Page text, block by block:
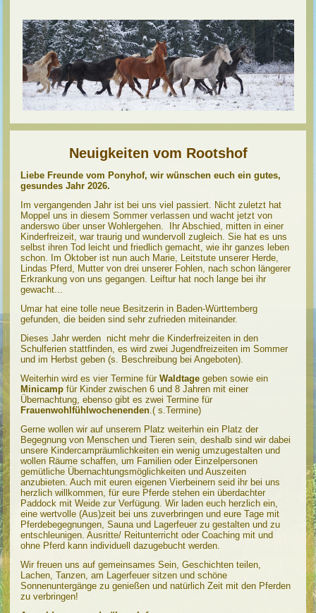
Neuigkeiten vom Rootshof
Liebe Freunde vom Ponyhof, wir wünschen euch ein gutes,
gesundes Jahr 2026.
Im vergangenden Jahr ist bei uns viel passiert. Nicht zuletzt hat
Moppel uns in diesem Sommer verlassen und wacht jetzt von
anderswo über unser Wohlergehen. Ihr Abschied, mitten in einer
Kinderfreizeit, war traurig und wundervoll zugleich. Sie hat es uns
selbst ihren Tod leicht und friedlich gemacht, wie ihr ganzes leben
schon. Im Oktober ist nun auch Marie, Leitstute unserer Herde,
Lindas Pferd, Mutter von drei unserer Fohlen, nach schon längerer
Erkrankung von uns gegangen. Leiftur hat noch lange bei ihr
gewacht...
Umar hat eine tolle neue Besitzerin in Baden-Württemberg
gefunden, die beiden sind sehr zufrieden miteinander.
Dieses Jahr werden nicht mehr die Kinderfreizeiten in den
Schulferien stattfinden, es wird zwei Jugendfreizeiten im Sommer
und im Herbst geben (s. Beschreibung bei Angeboten).
Weiterhin wird es vier Termine fürWaldtage geben sowie ein
Minicamp für Kinder zwischen 6 und 8 Jahren mit einer
Übernachtung, ebenso gibt es zwei Termine für
Frauenwohlfühlwochenenden .( s.Termine)
Gerne wollen wir auf unserem Platz weiterhin ein Platz der
Begegnung von Menschen und Tieren sein, deshalb sind wir dabei
unsere Kindercampräumlichkeiten ein wenig umzugestalten und
wollen Räume schaffen, um Familien oder Einzelpersonen
gemütliche Übernachtungsmöglichkeiten und Auszeiten
anzubieten. Auch mit euren eigenen Vierbeinern seid ihr bei uns
herzlich willkommen, für eure Pferde stehen ein überdachter
Paddock mit Weide zur Verfügung. Wir laden euch herzlich ein,
eine wertvolle (Aus)zeit bei uns zuverbringen und eure Tage mit
Pferdebegegnungen, Sauna und Lagerfeuer zu gestalten und zu
entschleunigen. Ausritte/ Reitunterricht oder Coaching mit und
ohne Pferd kann individuell dazugebucht werden.
Wir freuen uns auf gemeinsames Sein, Geschichten teilen,
Lachen, Tanzen, am Lagerfeuer sitzen und schöne
Sonnenuntergänge zu genießen und natürlich Zeit mit den Pferden
zu verbringen!